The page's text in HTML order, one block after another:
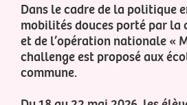
Dans le cadre de la politique
mobilités douces porté par la
et de l’opération nationale «
challenge est proposé aux
commune.